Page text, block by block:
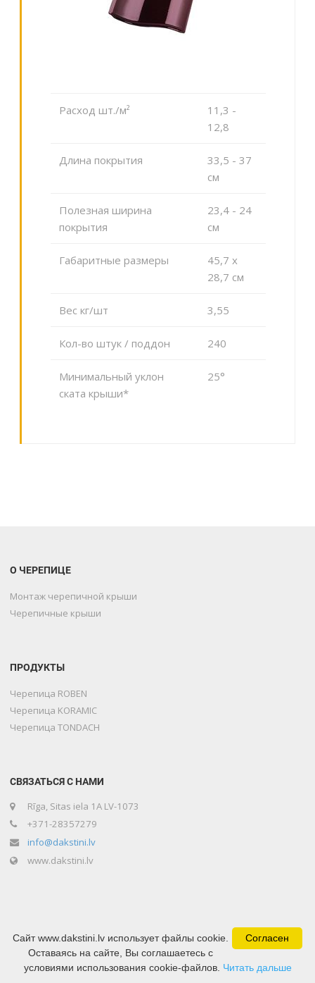
Расход шт./м²
11,3 -
12,8
Длина покрытия
33,5 - 37
см
Полезная ширина
покрытия
23,4 - 24
см
Габаритные размеры
45,7 x
28,7 см
Вес кг/шт 3,55
Кол-во штук / поддон 240
Минимальный уклон
ската крыши*
25°
О ЧЕРЕПИЦЕ
Монтаж черепичной крыши
Черепичные крыши
ПРОДУКТЫ
Черепица ROBEN
Черепица KORAMIC
Черепица TONDACH
СВЯЗАТЬСЯ С НАМИ
Rīga, Sitas iela 1A LV-1073
+371-28357279
info@dakstini.lv
www.dakstini.lv
Copyright © 2020 Lone Baltika Developed byWB Group
Согласен
Сайт www.dakstini.lv использует файлы cookie.
Оставаясь на сайте, Вы соглашаетесь с
условиями использования cookie-файлов. Читать дальше